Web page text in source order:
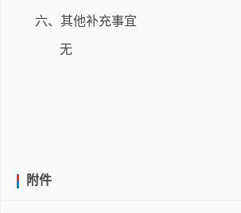
六、其他补充事宜
无
附件